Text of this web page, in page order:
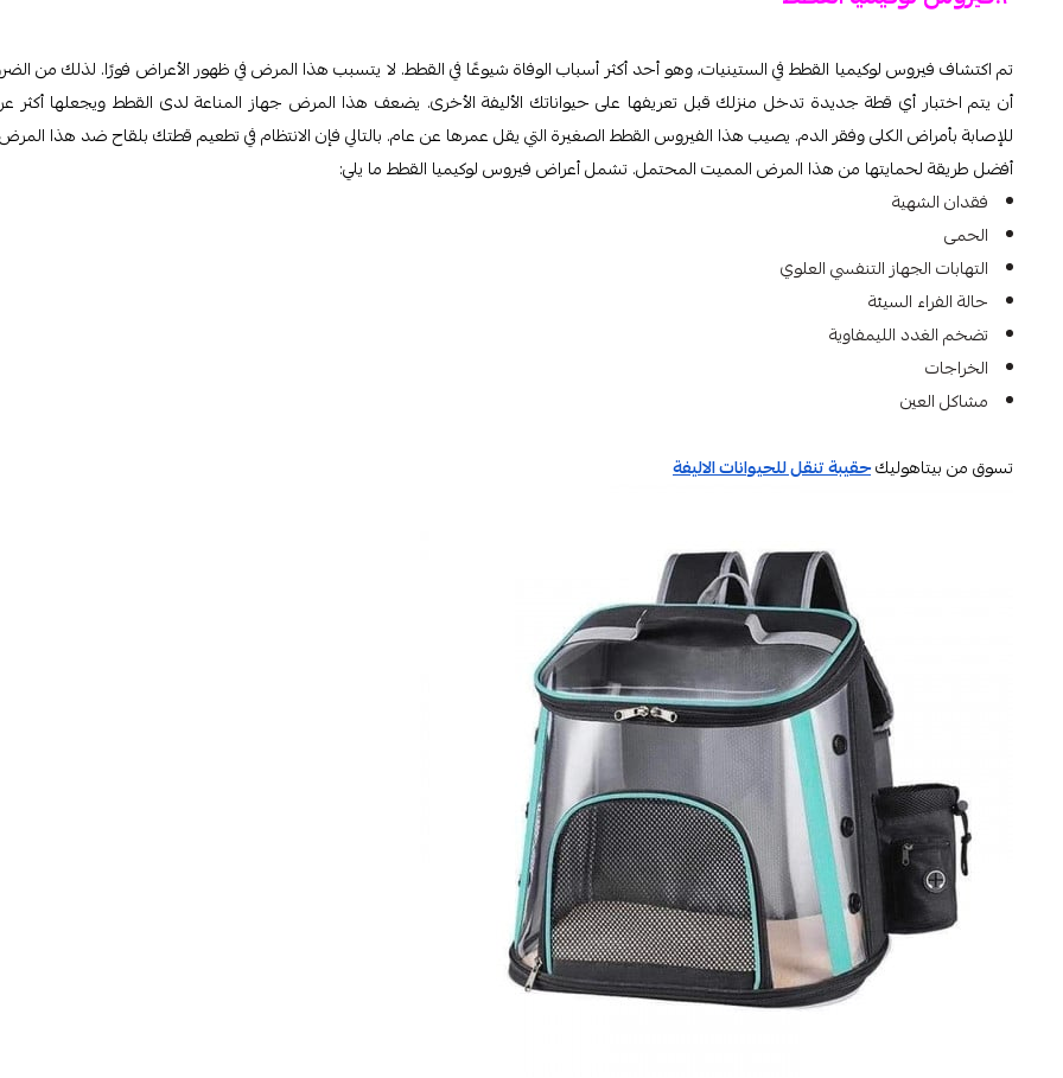
تم اكتشاف فيروس لوكيميا القطط في الستينيات، وهو أحد أكثر أسباب الوفاة شيوعًا في القطط. لا يتسبب هذا المرض في ظهور الأعراض فورًا. لذلك من
أن يتم اختبار أي قطة جديدة تدخل منزلك قبل تعريفها على حيواناتك الأليفة الأخرى. يضعف هذا المرض جهاز المناعة لدى القطط ويجعلها أكثر
للإصابة بأمراض الكلى وفقر الدم. يصيب هذا الفيروس القطط الصغيرة التي يقل عمرها عن عام. بالتالي فإن الانتظام في تطعيم قطتك بلقاح ضد هذا
أفضل طريقة لحمايتها من هذا المرض المميت المحتمل. تشمل أعراض فيروس لوكيميا القطط ما يلي:
فقدان الشهية
الحمى
التهابات الجهاز التنفسي العلوي
حالة الفراء السيئة
تضخم الغدد الليمفاوية
الخراجات
مشاكل العين
تسوق من بيتاهوليكحقيبة تنقل للحيوانات الاليفة